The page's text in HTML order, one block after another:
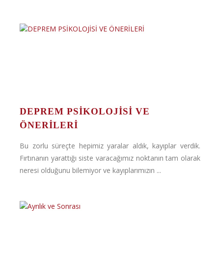
DEPREM PSİKOLOJİSİ VE
ÖNERİLERİ
Bu zorlu süreçte hepimiz yaralar aldık, kayıplar verdik.
Fırtınanın yarattığı siste varacağımız noktanın tam olarak
neresi olduğunu bilemiyor ve kayıplarımızın ...